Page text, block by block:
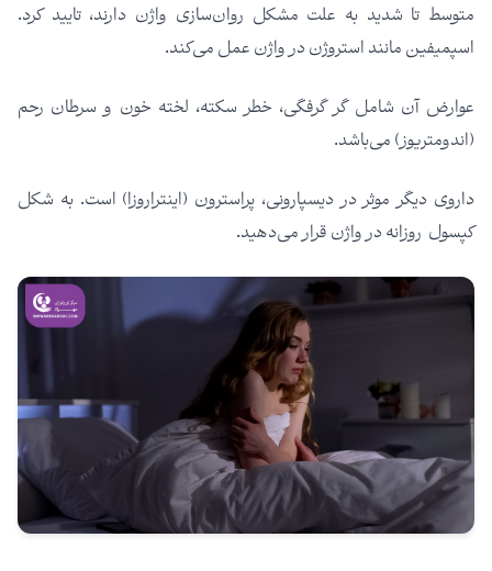
متوسط تا شدید به علت مشکل روان‌سازی واژن دارند، تایید کرد.
اسپمیفین مانند استروژن در واژن عمل می‌کند.
عوارض آن شامل گر گرفگی، خطر سکته، لخته خون و سرطان رحم
(اندومتریوز) می‌باشد.
داروی دیگر موثر در دیسپارونی، پراسترون (اینتراروزا) است. به شکل
کپسول روزانه در واژن قرار می‌دهید.